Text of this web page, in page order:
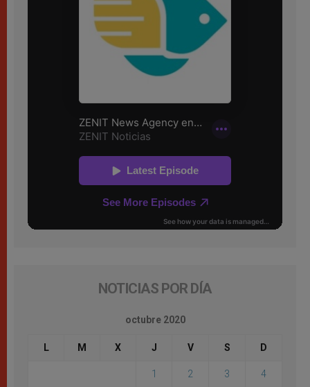
NOTICIAS POR DÍA
octubre 2020
L M X J V S D
1 2 3 4